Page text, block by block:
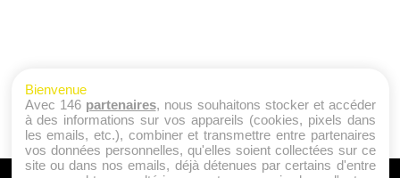
Bienvenue
Avec 146 partenaires, nous souhaitons stocker et accéder
à des informations sur vos appareils (cookies, pixels dans
les emails, etc.), combiner et transmettre entre partenaires
vos données personnelles, qu'elles soient collectées sur ce
site ou dans nos emails, déjà détenues par certains d'entre